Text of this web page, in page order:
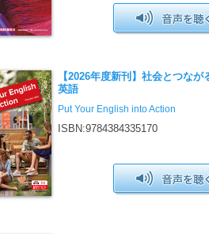
【2026年度新刊】社会とつなが
英語
Put Your English into Action
ISBN:9784384335170